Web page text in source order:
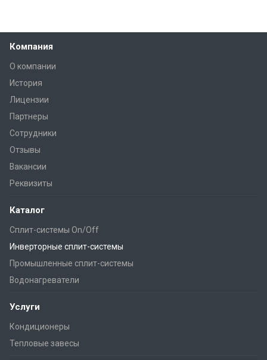
Компания
О компании
История
Лицензии
Партнеры
Сотрудники
Отзывы
Вакансии
Реквизиты
Каталог
Сплит-системы On/Off
Инверторные сплит-системы
Промышленные сплит-системы
Водонагреватели
Услуги
Кондиционеры
Тепловые завесы